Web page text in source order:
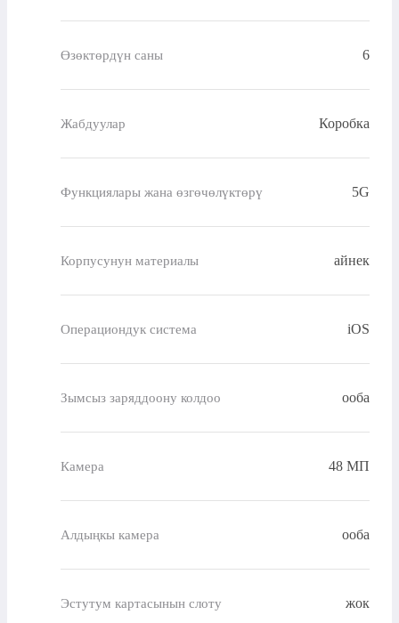
Өзөктөрдүн саны 6
Жабдуулар Коробка
Функциялары жана өзгөчөлүктөрү 5G
Корпусунун материалы айнек
Операциондук система iOS
Зымсыз заряддоону колдоо ооба
Камера 48 МП
Алдыңкы камера ооба
Эстутум картасынын слоту жок